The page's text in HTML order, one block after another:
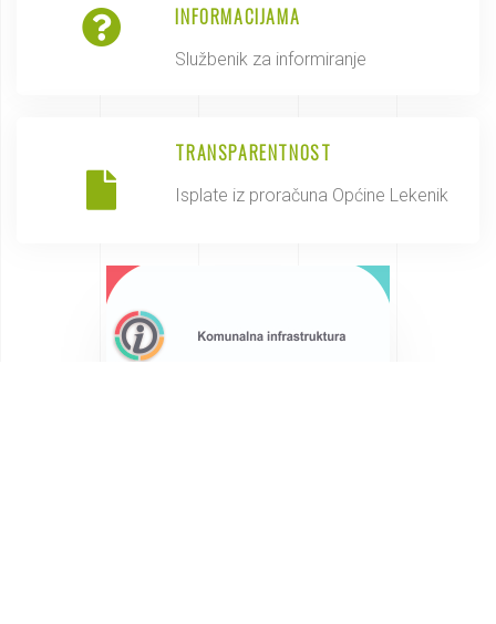
INFORMACIJAMA
Službenik za informiranje
TRANSPARENTNOST
Isplate iz proračuna Općine Lekenik